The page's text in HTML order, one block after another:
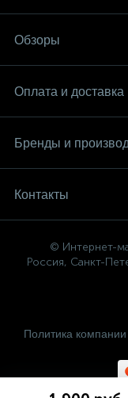
Обзоры
Оплата и доставка
Бренды и
Контакты
© Интернет-
Россия, Санкт-
Политика